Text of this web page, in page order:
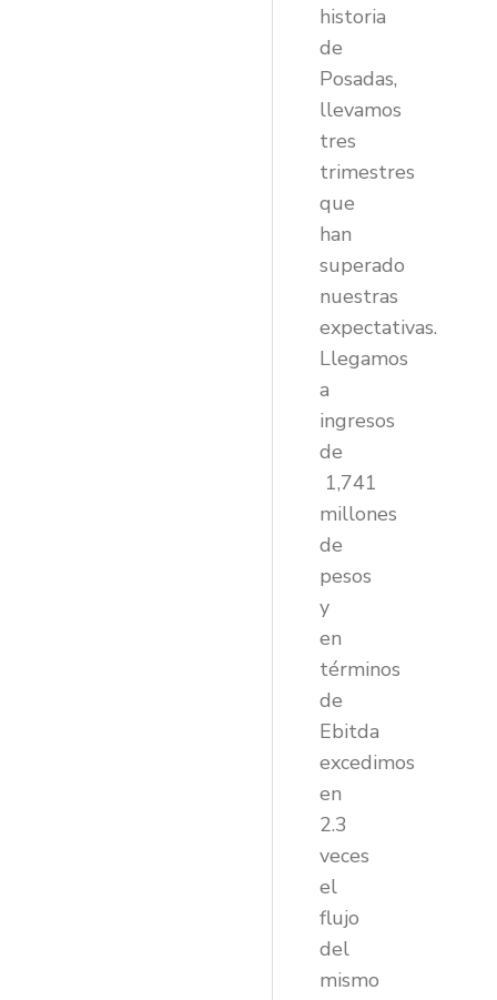
historia
de
Posadas,
llevamos
tres
trimestres
que
han
superado
nuestras
expectativas.
Llegamos
a
ingresos
de
1,741
millones
de
pesos
y
en
términos
de
Ebitda
excedimos
en
2.3
veces
el
flujo
del
mismo